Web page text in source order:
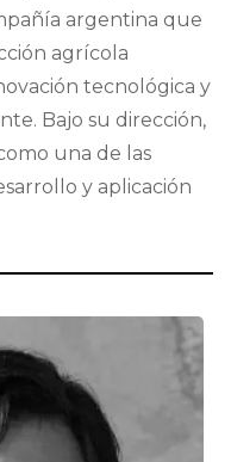
argentina que
agrícola
tecnológica y
Bajo su dirección,
una de las
y aplicación